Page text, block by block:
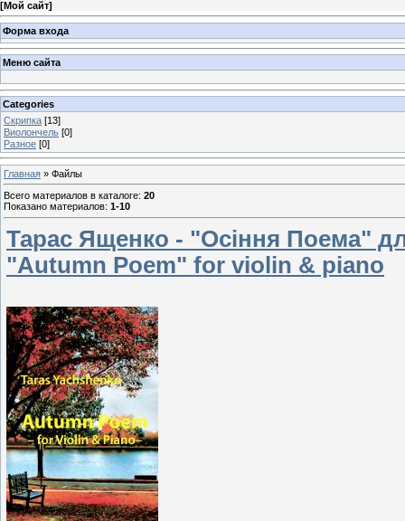
[Мой сайт]
Форма входа
Меню сайта
Categories
Скрипка [13]
Виолончель [0]
Разное [0]
Главная » Файлы
Всего материалов в каталоге: 20
Показано материалов: 1-10
Тарас Ященко - "Осіння Поема"
"Autumn Poem" for violin & piano